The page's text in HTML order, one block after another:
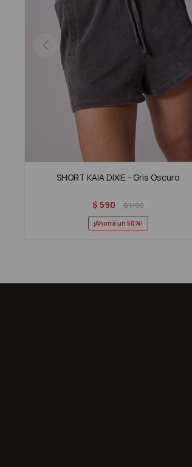
SHORT KAIA DIXIE - Gris Oscuro
$ 590 $1.190
50